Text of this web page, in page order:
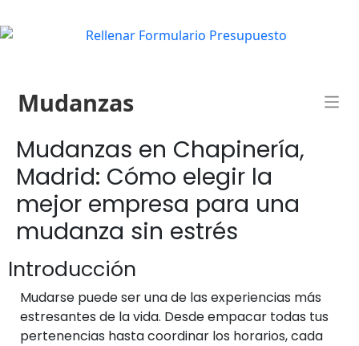
Mudanzas
Mudanzas en Chapinería,
Madrid: Cómo elegir la
mejor empresa para una
mudanza sin estrés
Introducción
Mudarse puede ser una de las experiencias más
estresantes de la vida. Desde empacar todas tus
pertenencias hasta coordinar los horarios, cada